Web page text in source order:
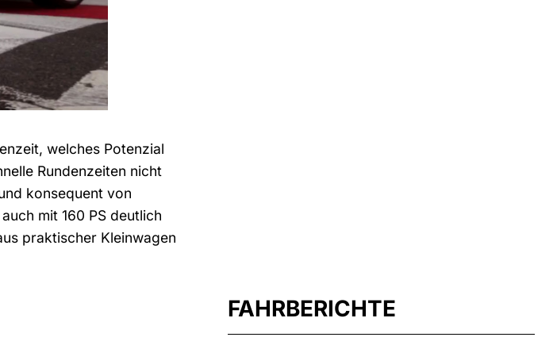
welches Potenzial
Rundenzeiten nicht
konsequent von
mit 160 PS deutlich
praktischer Kleinwagen
FAHRBERICHTE